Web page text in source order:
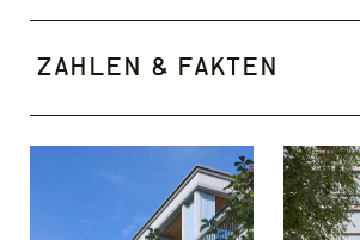
Zahlen & Fakten